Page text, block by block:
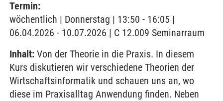
Termin:
wöchentlich | Donnerstag | 13:50 - 16:05 |
06.04.2026 - 10.07.2026 | C 12.009 Seminarraum
Inhalt: Von der Theorie in die Praxis. In diesem
Kurs diskutieren wir verschiedene Theorien der
Wirtschaftsinformatik und schauen uns an, wo
diese im Praxisalltag Anwendung finden. Neben